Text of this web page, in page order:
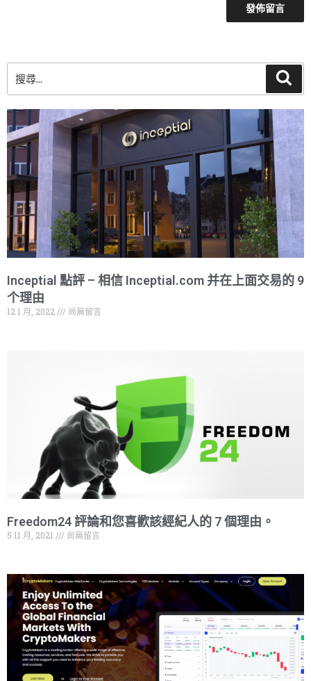
Inceptial 點評 – 相信 Inceptial.com 并在上面交易的 9
个理由
12 1 月, 2022 尚無留言
Freedom24 評論和您喜歡該經紀人的 7 個理由。
5 11 月, 2021 尚無留言